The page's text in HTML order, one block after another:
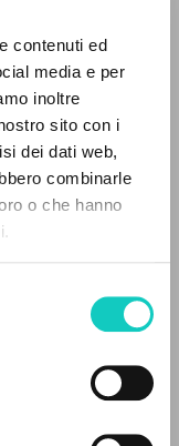
contenuti ed
media e per
inoltre
sito con i
dei dati web,
combinarle
o che hanno